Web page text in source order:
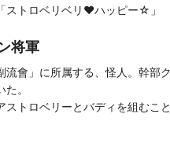
ストロベリベリ❤️ハッピー☆」
将軍
流會」に所属する、怪人。幹部
。
ストロベリーとバディを組むこ